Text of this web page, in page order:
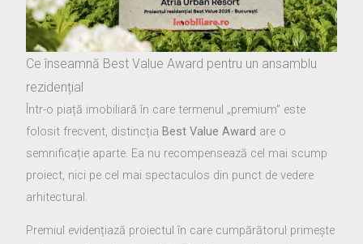
Ce înseamnă Best Value Award pentru un ansamblu
rezidențial
Într-o piață imobiliară în care termenul „premium” este
folosit frecvent, distincțiaBest Value Award are o
semnificație aparte. Ea nu recompensează cel mai scump
proiect, nici pe cel mai spectaculos din punct de vedere
arhitectural.
Premiul evidențiază proiectul în care cumpărătorul primește